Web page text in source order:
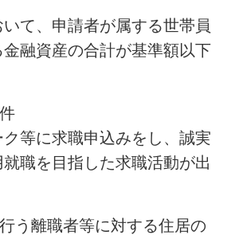
て、申請者が属する世帯員
融資産の合計が基準額以下
等に求職申込みをし、誠実
職を目指した求職活動が出
う離職者等に対する住居の